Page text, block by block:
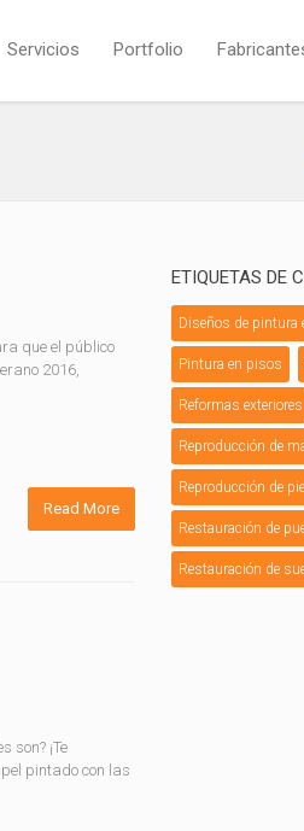
Servicios Portfolio
que el público
2016,
Read More
son? ¡Te
pintado con las
ETIQUETAS DE
Diseños de pintura
Pintura en pisos
Reformas exteriores
Reproducción de
Reproducción de
Restauración de
Restauración de